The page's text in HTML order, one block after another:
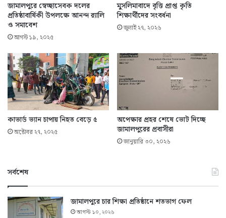
জামালপুরে স্বেচ্ছাসেবক দলের
প্রতিষ্ঠাবার্ষিকী উপলক্ষে আনন্দ র‌্যালি
ও সমাবেশ
আগস্ট ১৯, ২০২৫
মুসলিমাবাদে বৃত্তি প্রাপ্ত কৃতি
শিক্ষার্থীদের সংবর্ধনা
জুলাই ২৭, ২০২৬
কাভার্ড ভ্যান চাপায় নিহত বেড়ে ৫
অক্টোবর ২৭, ২০২৫
অপেক্ষার প্রহর শেষে ভোট দিচ্ছে
জামালপুরের প্রবাসীরা
জানুয়ারি ৩০, ২০২৬
সর্বশেষ
জামালপুরে চার শিক্ষা প্রতিষ্ঠানে শতভাগ ফেল
আগস্ট ১০, ২০২৬